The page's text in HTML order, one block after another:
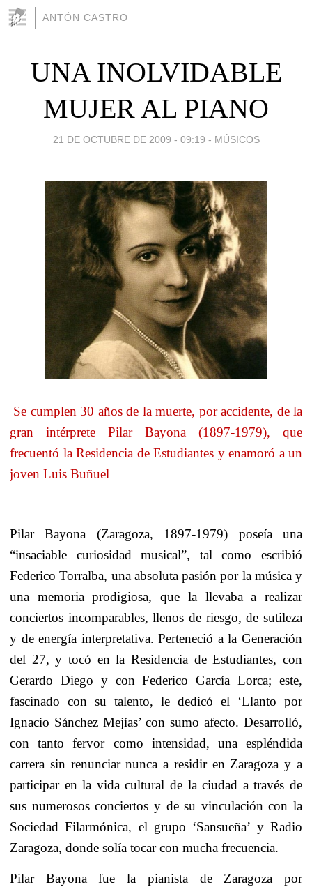
ANTÓN CASTRO
UNA INOLVIDABLE
MUJER AL PIANO
21 DE OCTUBRE DE 2009 - 09:19 - MÚSICOS
Se cumplen 30 años de la muerte, por accidente, de la
gran intérprete Pilar Bayona (1897-1979), que
frecuentó la Residencia de Estudiantes y enamoró a un
joven Luis Buñuel
Pilar Bayona (Zaragoza, 1897-1979) poseía una
“insaciable curiosidad musical”, tal como escribió
Federico Torralba, una absoluta pasión por la música y
una memoria prodigiosa, que la llevaba a realizar
conciertos incomparables, llenos de riesgo, de sutileza
y de energía interpretativa. Perteneció a la Generación
del 27, y tocó en la Residencia de Estudiantes, con
Gerardo Diego y con Federico García Lorca; este,
fascinado con su talento, le dedicó el ‘Llanto por
Ignacio Sánchez Mejías’ con sumo afecto. Desarrolló,
con tanto fervor como intensidad, una espléndida
carrera sin renunciar nunca a residir en Zaragoza y a
participar en la vida cultural de la ciudad a través de
sus numerosos conciertos y de su vinculación con la
Sociedad Filarmónica, el grupo ‘Sansueña’ y Radio
Zaragoza, donde solía tocar con mucha frecuencia.
Pilar Bayona fue la pianista de Zaragoza por